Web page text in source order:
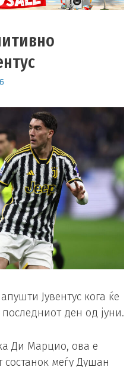
Јувентус кога ќе
ден од јуни.
Ди Марцио, ова е
меѓу Душан